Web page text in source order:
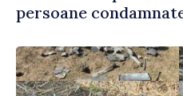
persoane